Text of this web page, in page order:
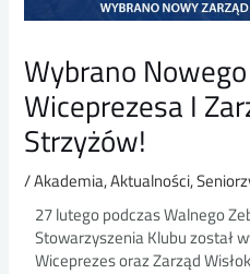
Wybrano
Wiceprezesa I
Strzyżów!
/Akademia,Aktualności,
27 lutego podczas Walnego
Stowarzyszenia Klubu został
Wiceprezes oraz Zarząd